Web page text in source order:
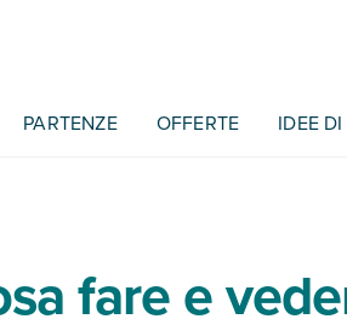
PARTENZE OFFERTE IDEE
fare e